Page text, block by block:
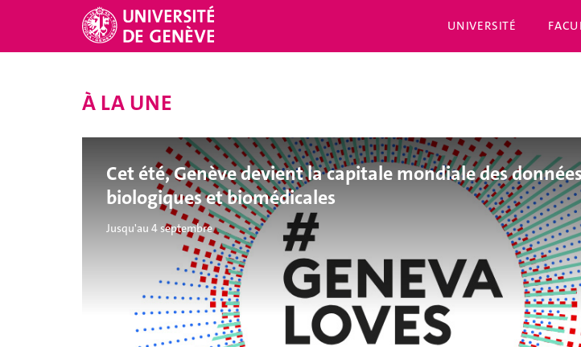
UNIVERSITÉ
À LA UNE
Cet été, Genève devient la capitale mondiale des
biologiques et biomédicales
Jusqu'au 4 septembre